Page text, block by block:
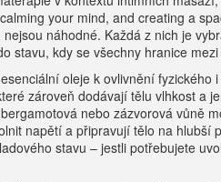
your mind, and creating a
náhodné. Každá z nich je
stavu, kdy se všechny hranice
oleje k ovlivnění fyzického
zároveň dodávají tělu vlhkost a
nebo zázvorová vůně
napětí a připravují tělo na hlubší
stavu – jestli potřebujete